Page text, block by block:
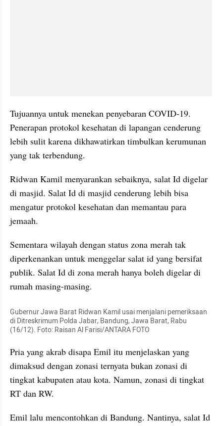
Tujuannya untuk menekan penyebaran COVID-19.
Penerapan protokol kesehatan di lapangan cenderung
lebih sulit karena dikhawatirkan timbulkan kerumunan
yang tak terbendung.
Ridwan Kamil menyarankan sebaiknya, salat Id digelar
di masjid. Salat Id di masjid cenderung lebih bisa
mengatur protokol kesehatan dan memantau para
jemaah.
Sementara wilayah dengan status zona merah tak
diperkenankan untuk menggelar salat id yang bersifat
publik. Salat Id di zona merah hanya boleh digelar di
rumah masing-masing.
Gubernur Jawa Barat Ridwan Kamil usai menjalani pemeriksaan
di Ditreskrimum Polda Jabar, Bandung, Jawa Barat, Rabu
(16/12). Foto: Raisan Al Farisi/ANTARA FOTO
Pria yang akrab disapa Emil itu menjelaskan yang
dimaksud dengan zonasi ternyata bukan zonasi di
tingkat kabupaten atau kota. Namun, zonasi di tingkat
RT dan RW.
Emil lalu mencontohkan di Bandung. Nantinya, salat Id